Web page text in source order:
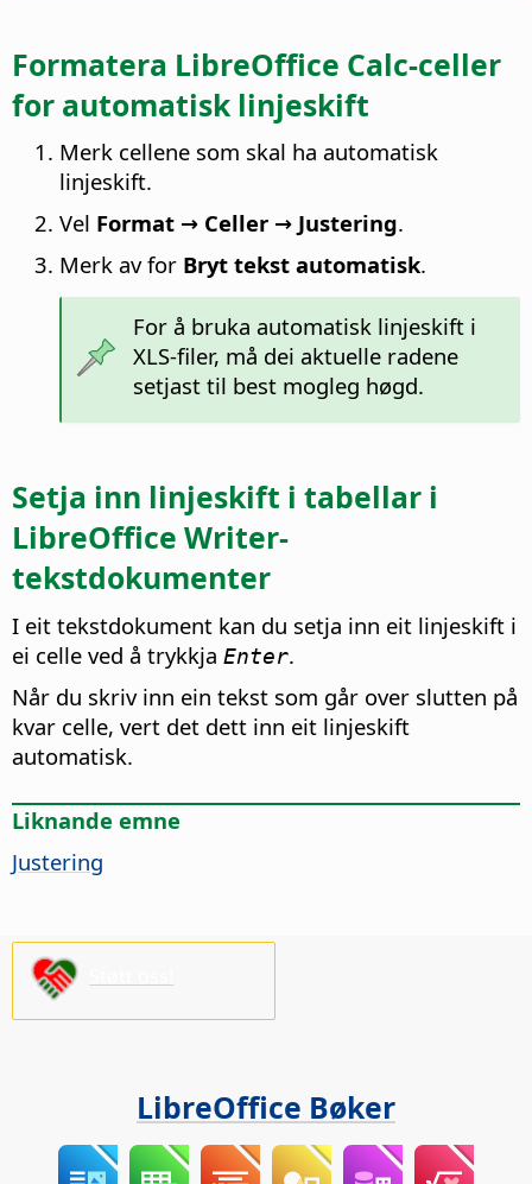
Formatera LibreOffice Calc-celler
for automatisk linjeskift
Merk cellene som skal ha automatisk
linjeskift.
Vel Format → Celler → Justering.
Merk av for Bryt tekst automatisk.
For å bruka automatisk linjeskift i
XLS-filer, må dei aktuelle radene
setjast til best mogleg høgd.
Setja inn linjeskift i tabellar i
LibreOffice Writer-
tekstdokumenter
I eit tekstdokument kan du setja inn eit linjeskift i
ei celle ved å trykkja Enter.
Når du skriv inn ein tekst som går over slutten på
kvar celle, vert det dett inn eit linjeskift
automatisk.
Liknande emne
Justering
LibreOffice Bøker